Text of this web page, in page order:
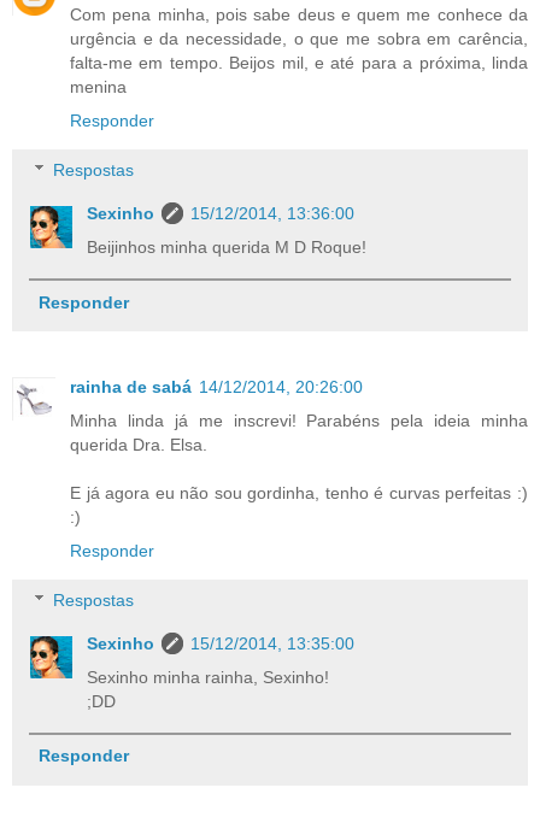
Com pena minha, pois sabe deus e quem me conhece da
urgência e da necessidade, o que me sobra em carência,
falta-me em tempo. Beijos mil, e até para a próxima, linda
menina
Responder
Respostas
Sexinho
15/12/2014, 13:36:00
Beijinhos minha querida M D Roque!
Responder
rainha de sabá 14/12/2014, 20:26:00
Minha linda já me inscrevi! Parabéns pela ideia minha
querida Dra. Elsa.
E já agora eu não sou gordinha, tenho é curvas perfeitas :)
:)
Responder
Respostas
Sexinho
15/12/2014, 13:35:00
Sexinho minha rainha, Sexinho!
;DD
Responder